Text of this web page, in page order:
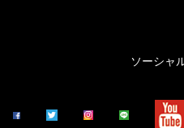
ソーシャ